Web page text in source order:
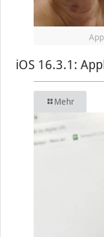
iOS 16.3.1:
Mehr